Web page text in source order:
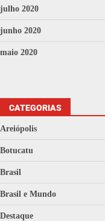
julho 2020
junho 2020
maio 2020
CATEGORIAS
Areiópolis
Botucatu
Brasil
Brasil e Mundo
Destaque